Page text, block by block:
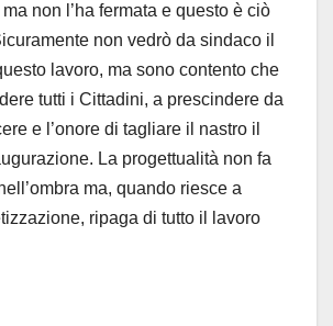
non l’ha fermata e questo è ciò
non vedrò da sindaco il
lavoro, ma sono contento che
tutti i Cittadini, a prescindere da
e l’onore di tagliare il nastro il
La progettualità non fa
ma, quando riesce a
ripaga di tutto il lavoro